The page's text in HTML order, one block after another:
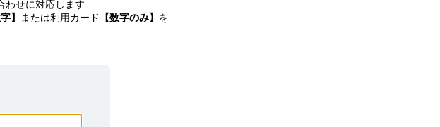
わせに対応します
】 または利用カード 【数字のみ】 を